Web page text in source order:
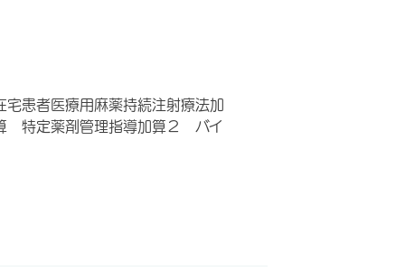
患者医療用麻薬持続注射療法加
特定薬剤管理指導加算２ バイ